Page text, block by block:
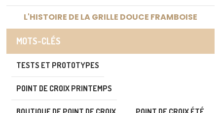
L'HISTOIRE DE LA GRILLE DOUCE FRAMBOISE
MOTS-CLÉS
TESTS ET PROTOTYPES
POINT DE CROIX PRINTEMPS